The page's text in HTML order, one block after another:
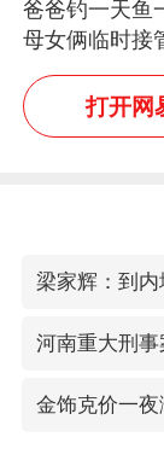
爸爸钓一天鱼
母女俩临时接
玩具鱼竿钓上
打开网